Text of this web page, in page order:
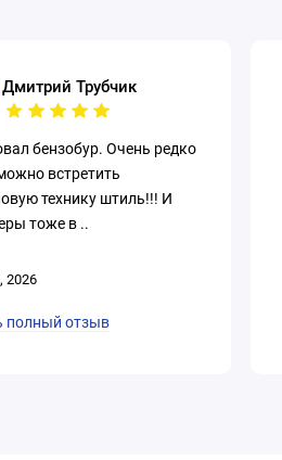
Дмитрий Трубчик
бензобур. Очень редко
встретить
технику штиль!!! И
тоже в ..
2026
полный отзыв